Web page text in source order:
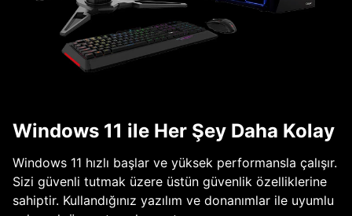
Windows 11 ile Her Şey Daha Kolay
Windows 11 hızlı başlar ve yüksek performansla çalışır.
Sizi güvenli tutmak üzere üstün güvenlik özelliklerine
sahiptir. Kullandığınız yazılım ve donanımlar ile uyumlu